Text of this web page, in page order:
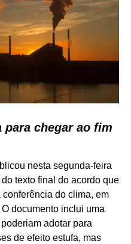
para chegar ao fim
nesta segunda-feira
texto final do acordo que
do clima, em
documento inclui uma
adotar para
de efeito estufa, mas